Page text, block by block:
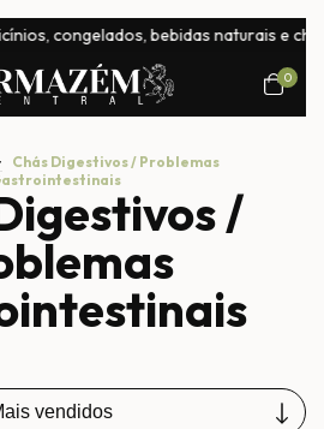
bebidas naturais e chocolates
0
Chás Digestivos / Problemas
/